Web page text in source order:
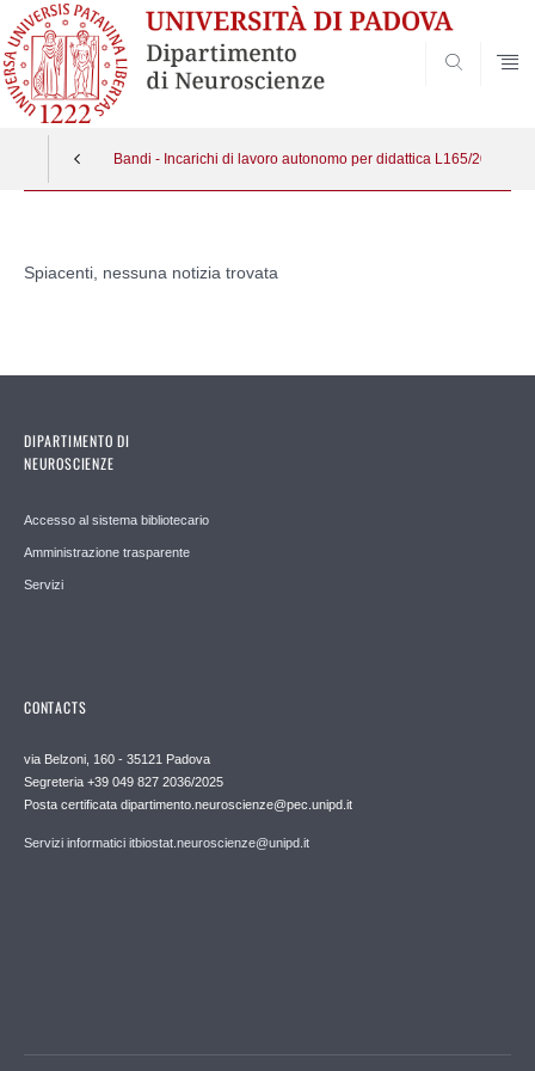
Bandi - Incarichi di lavoro autonomo per didattica L165/2001
contenuto
Spiacenti, nessuna notizia trovata
DIPARTIMENTO DI
NEUROSCIENZE
Accesso al sistema bibliotecario
Amministrazione trasparente
Servizi
CONTACTS
via Belzoni, 160 - 35121 Padova
Segreteria +39 049 827 2036/2025
Posta certificata dipartimento.neuroscienze@pec.unipd.it
Servizi informatici itbiostat.neuroscienze@unipd.it